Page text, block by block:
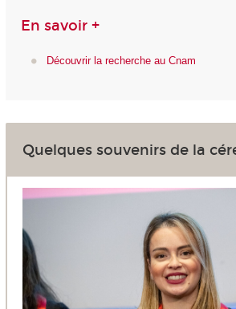
En savoir +
Découvrir la recherche au Cnam
Quelques souvenirs de la